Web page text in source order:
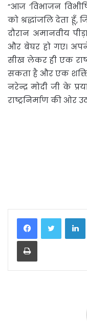
“आज ‘विभाजन
को श्रद्धांजलि देता
दौरान अमानवीय
और बेघर हो गए।
सीख लेकर ही एक
सकता है और एक शक्ति
नरेन्द्र मोदी जी के
राष्ट्रनिर्माण की ओर
Print